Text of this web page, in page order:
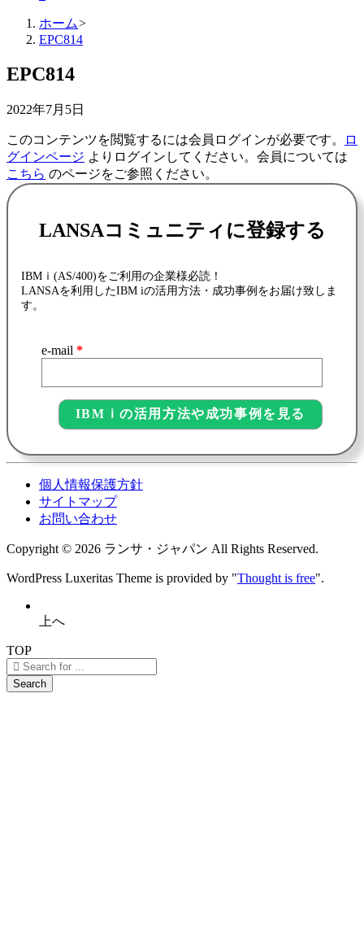
ホーム>
EPC814
EPC814
2022年7月5日
このコンテンツを閲覧するには会員ログインが必要です。
ロ
グインページ よりログインしてください。会員については
こちら のページをご参照ください。
LANSAコミュニティに登録する
IBMｉ(AS/400)をご利用の企業様必読！
LANSAを利用したIBM iの活用方法・成功事例をお届け致しま
す。
e-mail *
個人情報保護方針
サイトマップ
お問い合わせ
Copyright © 2026 ランサ・ジャパン All Rights Reserved.
WordPress Luxeritas Theme is provided by "Thought is free".
上へ
TOP